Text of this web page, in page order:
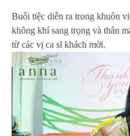
Buổi tiệc diễn ra trong khuôn
không khí sang trọng và thân
từ các vị ca sĩ khách mời.